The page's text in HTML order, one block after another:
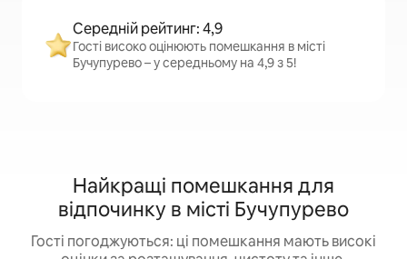
Середній рейтинг: 4,9
Гості високо оцінюють помешкання в місті
Бучупурево – у середньому на 4,9 з 5!
Найкращі помешкання для
відпочинку в місті Бучупурево
Гості погоджуються: ці помешкання мають високі